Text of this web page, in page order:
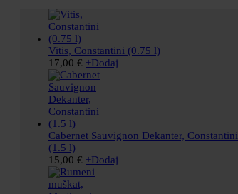
Vitis, Constantini (0.75 l)
17,00 € +Dodaj
Cabernet Sauvignon Dekanter, Constantini
(1.5 l)
15,00 € +Dodaj